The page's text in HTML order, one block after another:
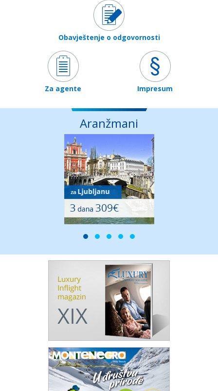
Obavještenje o odgovornosti
Za agente Impresum
Aranžmani